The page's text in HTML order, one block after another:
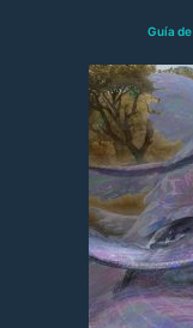
Guía